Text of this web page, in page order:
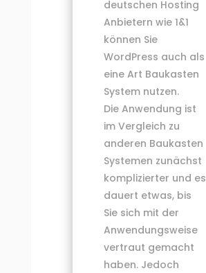
deutschen Hosting
Anbietern wie 1&1
können Sie
WordPress auch als
eine Art Baukasten
System nutzen.
Die Anwendung ist
im Vergleich zu
anderen Baukasten
Systemen zunächst
komplizierter und es
dauert etwas, bis
Sie sich mit der
Anwendungsweise
vertraut gemacht
haben. Jedoch